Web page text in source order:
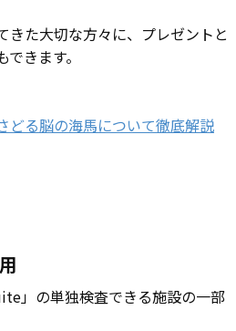
きた大切な方々に、プレゼントと
きます。
どる脳の海馬について徹底解説
」の単独検査できる施設の一部